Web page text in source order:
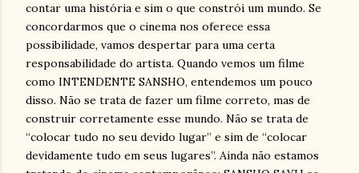
contar uma história e sim o que constrói um mundo. Se
concordarmos que o cinema nos oferece essa
possibilidade, vamos despertar para uma certa
responsabilidade do artista. Quando vemos um filme
como INTENDENTE SANSHO, entendemos um pouco
disso. Não se trata de fazer um filme correto, mas de
construir corretamente esse mundo. Não se trata de
“colocar tudo no seu devido lugar” e sim de “colocar
devidamente tudo em seus lugares”. Ainda não estamos